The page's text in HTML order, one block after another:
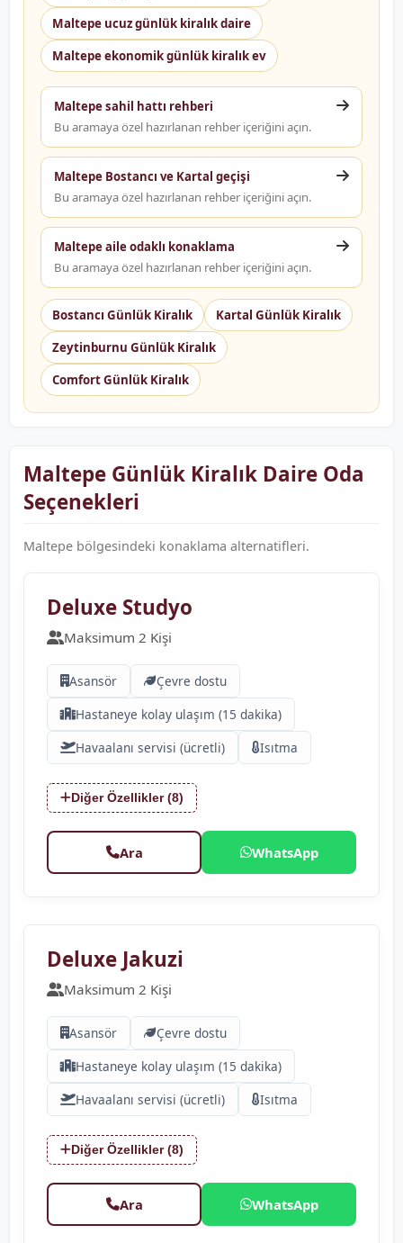
Maltepe ucuz günlük kiralık daire
Maltepe ekonomik günlük kiralık ev
Maltepe sahil hattı rehberi
Bu aramaya özel hazırlanan rehber içeriğini açın.
Maltepe Bostancı ve Kartal geçişi
Bu aramaya özel hazırlanan rehber içeriğini açın.
Maltepe aile odaklı konaklama
Bu aramaya özel hazırlanan rehber içeriğini açın.
Bostancı Günlük Kiralık
Kartal Günlük Kiralık
Zeytinburnu Günlük Kiralık
Comfort Günlük Kiralık
Maltepe Günlük Kiralık Daire Oda
Seçenekleri
Maltepe bölgesindeki konaklama alternatifleri.
Deluxe Studyo
Maksimum 2 Kişi
Asansör
Çevre dostu
Hastaneye kolay ulaşım (15 dakika)
Havaalanı servisi (ücretli)
Isıtma
Diğer Özellikler (8)
Ara WhatsApp
Deluxe Jakuzi
Maksimum 2 Kişi
Asansör
Çevre dostu
Hastaneye kolay ulaşım (15 dakika)
Havaalanı servisi (ücretli)
Isıtma
Diğer Özellikler (8)
Ara WhatsApp